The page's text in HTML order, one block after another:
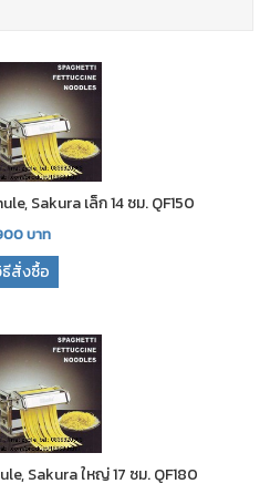
Sakura เล็ก 14 ซม. QF150
บาท
สั่งซื้อ
Sakura ใหญ่ 17 ซม. QF180